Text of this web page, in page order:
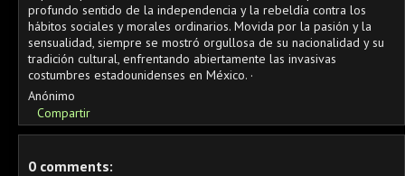
profundo sentido de la independencia y la rebeldía contra los
hábitos sociales y morales ordinarios. Movida por la pasión y la
sensualidad, siempre se mostró orgullosa de su nacionalidad y su
tradición cultural, enfrentando abiertamente las invasivas
costumbres estadounidenses en México. ·
Anónimo
Compartir
0 comments: